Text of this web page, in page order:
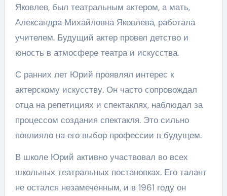
Яковлев, был театральным актером, а мать,
Александра Михайловна Яковлева, работала
учителем. Будущий актер провел детство и
юность в атмосфере театра и искусства.
С ранних лет Юрий проявлял интерес к
актерскому искусству. Он часто сопровождал
отца на репетициях и спектаклях, наблюдал за
процессом создания спектакля. Это сильно
повлияло на его выбор профессии в будущем.
В школе Юрий активно участвовал во всех
школьных театральных постановках. Его талант
не остался незамеченным, и в 1961 году он